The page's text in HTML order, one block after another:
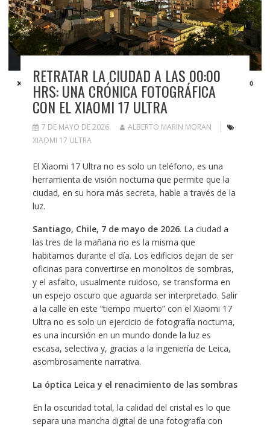
RETRATAR LA CIUDAD A LAS 00:00
HRS: UNA CRÓNICA FOTOGRÁFICA
CON EL XIAOMI 17 ULTRA
7 DE MAYO DE 2026
ALBERTO MARIN MORAN
XIAOMI 17 ULTRA
El Xiaomi 17 Ultra no es solo un teléfono, es una
herramienta de visión nocturna que permite que la
ciudad, en su hora más secreta, hable a través de la
luz.
Santiago, Chile, 7 de mayo de 2026. La ciudad a
las tres de la mañana no es la misma que
habitamos durante el día. Los edificios dejan de ser
oficinas para convertirse en monolitos de sombras,
y el asfalto, usualmente ruidoso, se transforma en
un espejo oscuro que aguarda ser interpretado. Salir
a la calle en este “tiempo muerto” con el Xiaomi 17
Ultra no es solo un ejercicio de fotografía nocturna,
es una incursión en un mundo donde la luz es
escasa, selectiva y, gracias a la ingeniería de Leica,
asombrosamente narrativa.
La óptica Leica y el renacimiento de las sombras
En la oscuridad total, la calidad del cristal es lo que
separa una mancha digital de una fotografía con